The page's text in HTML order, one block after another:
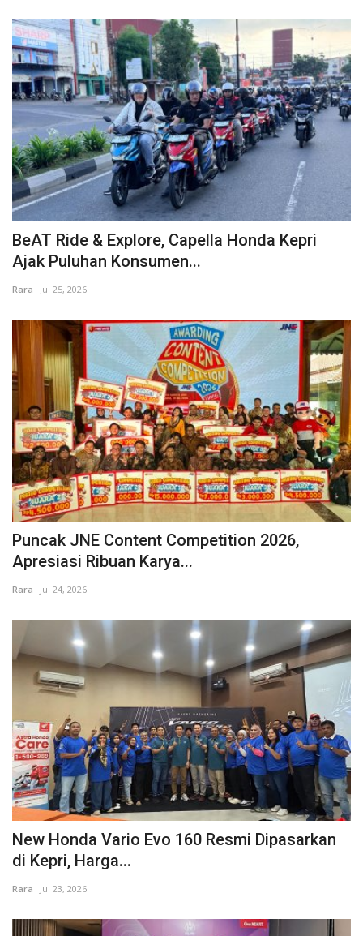
BeAT Ride & Explore, Capella Honda Kepri
Ajak Puluhan Konsumen...
Rara Jul 25, 2026
Puncak JNE Content Competition 2026,
Apresiasi Ribuan Karya...
Rara Jul 24, 2026
New Honda Vario Evo 160 Resmi Dipasarkan
di Kepri, Harga...
Rara Jul 23, 2026